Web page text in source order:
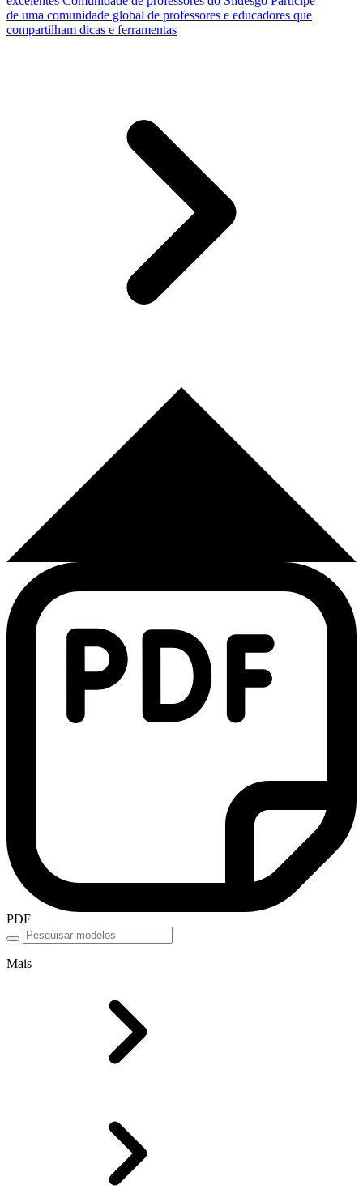
de uma comunidade global de professores e educadores que
compartilham dicas e ferramentas
PDF
Mais